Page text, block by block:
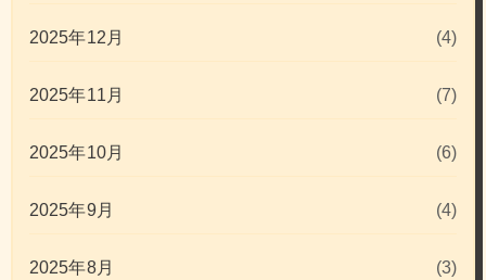
2025年12月 (4)
2025年11月 (7)
2025年10月 (6)
2025年9月 (4)
2025年8月 (3)